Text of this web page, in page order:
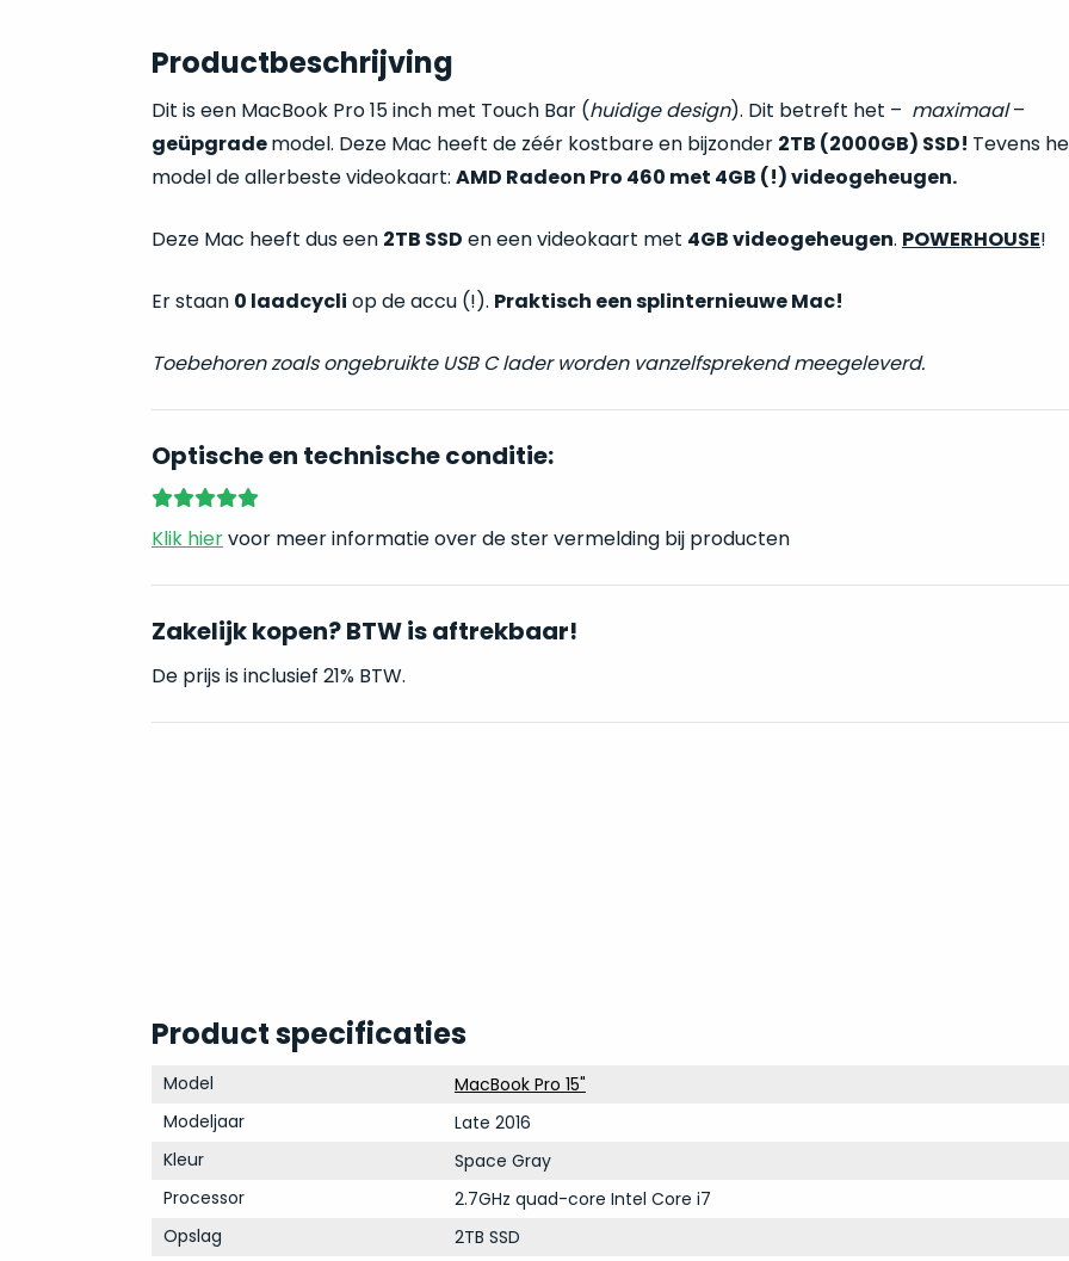
Productbeschrijving
Dit is een MacBook Pro 15 inch met Touch Bar (huidige design). Dit betreft het – maximaal–
geüpgrademodel. Deze Mac heeft de zéér kostbare en bijzonder 2TB (2000GB) SSD! Tevens
model de allerbeste videokaart: AMD Radeon Pro 460 met 4GB (!) videogeheugen.
Deze Mac heeft dus een 2TB SSD en een videokaart met 4GB videogeheugen. POWERHOUSE!
Er staan 0 laadcycli op de accu (!). Praktisch een splinternieuwe Mac!
Toebehoren zoals ongebruikte USB C lader worden vanzelfsprekend meegeleverd.
Optische en technische conditie:
Klik hiervoor meer informatie over de ster vermelding bij producten
Zakelijk kopen? BTW is aftrekbaar!
De prijs is inclusief 21% BTW.
Product specificaties
Model
MacBook Pro 15"
Modeljaar
Late 2016
Kleur
Space Gray
Processor
2.7GHz quad-core Intel Core i7
Opslag
2TB SSD